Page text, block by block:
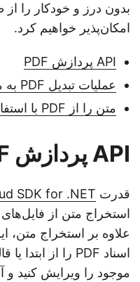
امکان‌پذیر خواهیم کرد.
API پردازش PDF
عملیات تبدیل PDF به متن در C#
متن را از PDF با استفاده از cURL استخراج کنید
API پردازش PDF
قدرتSDK for .NET
موجود را ویرایش کنید و